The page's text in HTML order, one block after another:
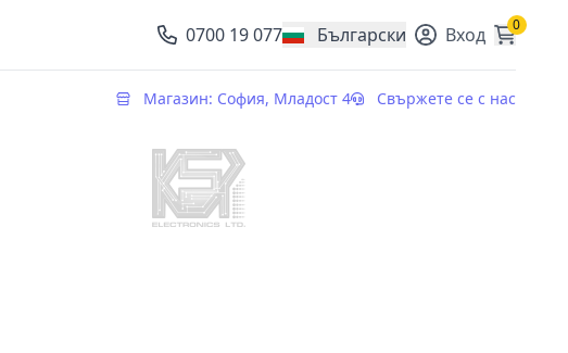
0700 19 077 Български
, change currency Вход 0
Магазин: София, Младост 4 Свържете се с нас